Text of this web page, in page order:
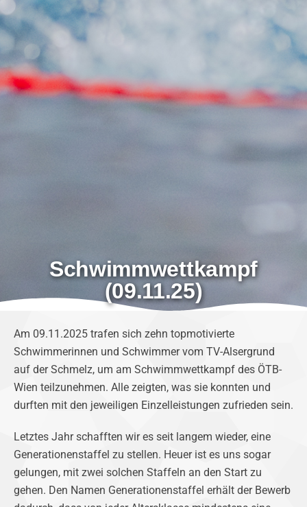
Schwimmwettkampf
(09.11.25)
Am 09.11.2025 trafen sich zehn topmotivierte
Schwimmerinnen und Schwimmer vom TV-Alsergrund
auf der Schmelz, um am Schwimmwettkampf des ÖTB-
Wien teilzunehmen. Alle zeigten, was sie konnten und
durften mit den jeweiligen Einzelleistungen zufrieden sein.
Letztes Jahr schafften wir es seit langem wieder, eine
Generationenstaffel zu stellen. Heuer ist es uns sogar
gelungen, mit zwei solchen Staffeln an den Start zu
gehen. Den Namen Generationenstaffel erhält der Bewerb